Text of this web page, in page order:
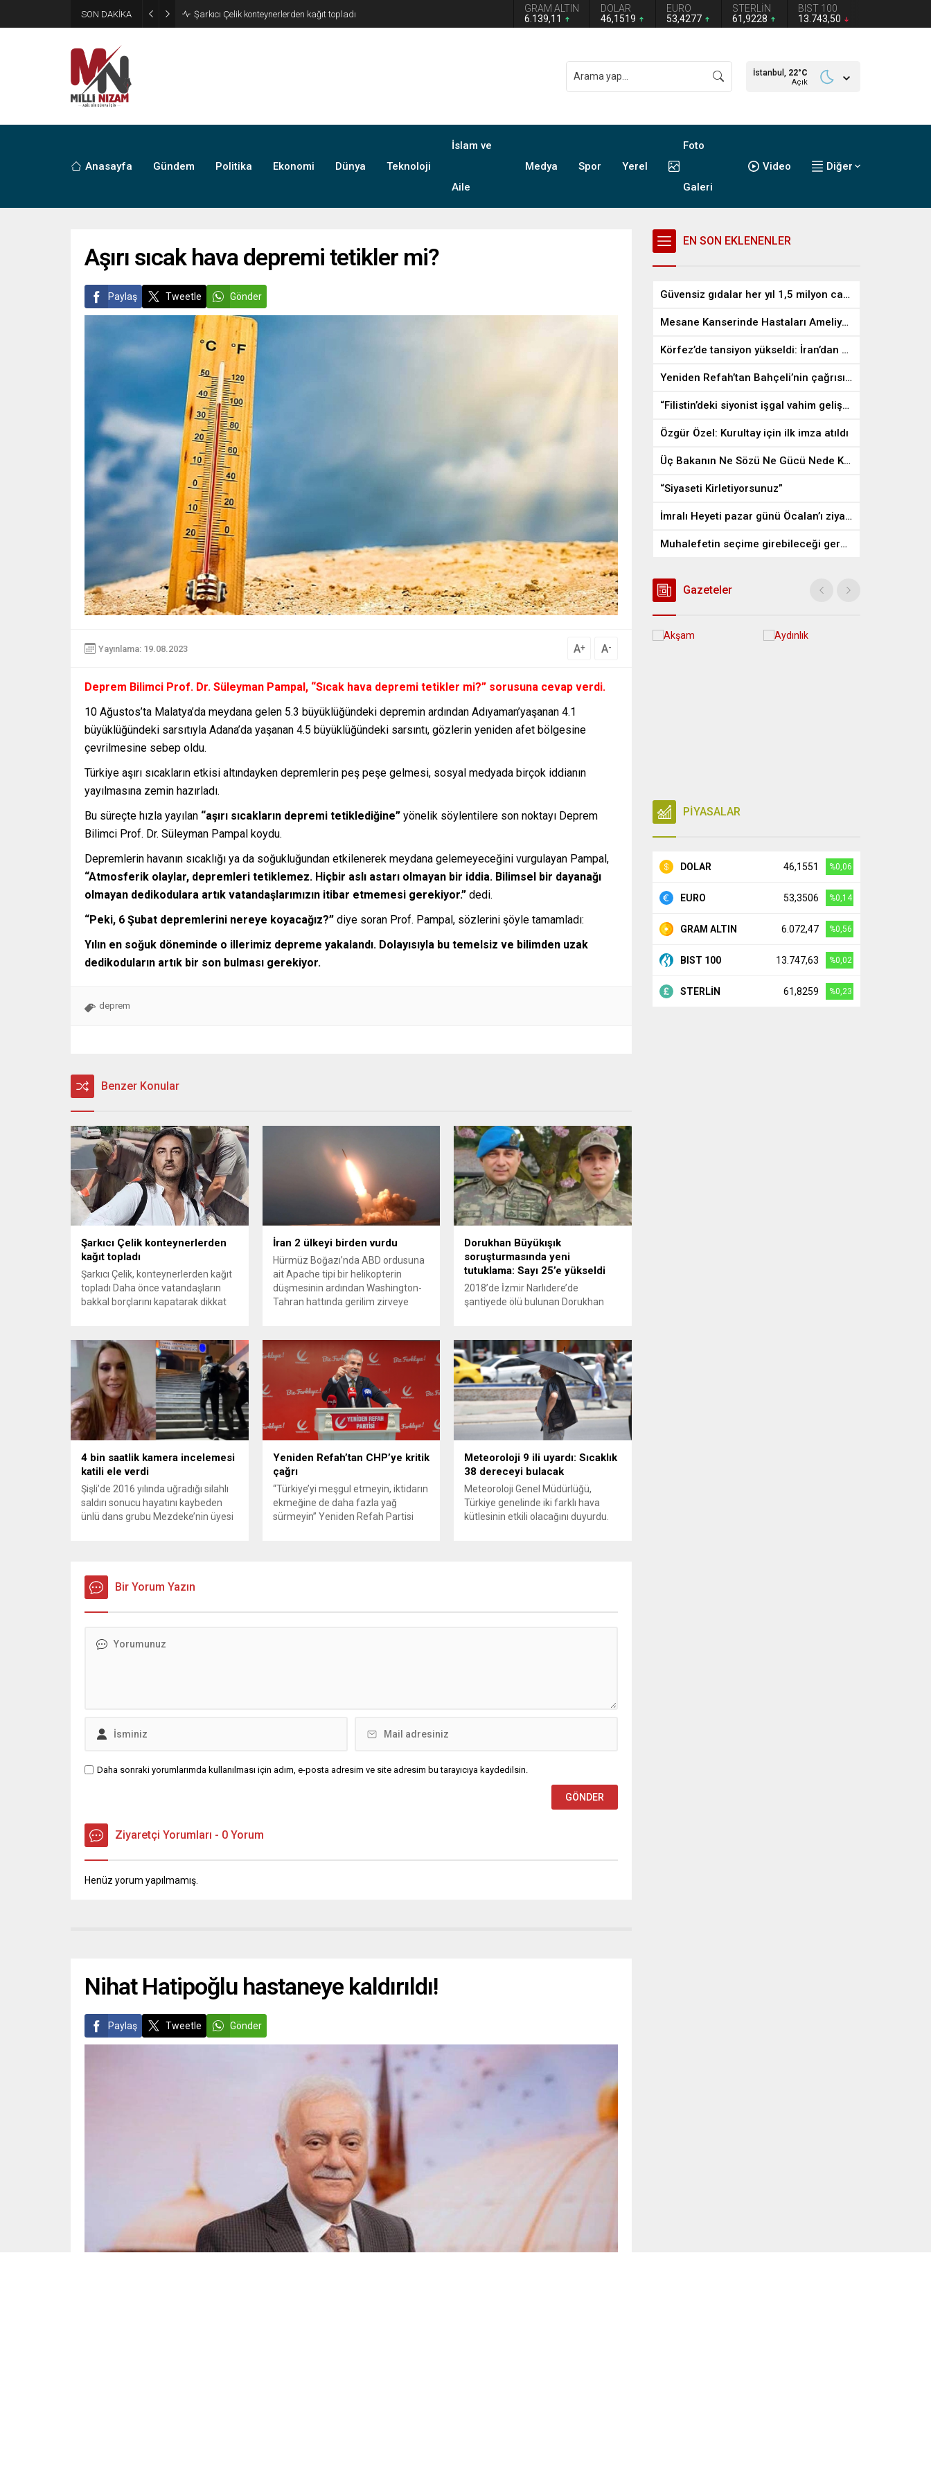
SON DAKİKA İran 2 ülkeyi birden vurdu
GRAM ALTIN
6.139,11
DOLAR
46,1519
EURO
53,4277
STERLİN
61,9228
BIST 100
13.743,50
İstanbul, 22°C
Açık
Anasayfa Gündem Politika Ekonomi Dünya Teknoloji
İslam ve
Aile
Medya Spor Yerel
Foto
Galeri
Video Diğer
Aşırı sıcak hava depremi tetikler mi?
Paylaş Tweetle Gönder
Yayınlama: 19.08.2023 A+ A-
Deprem Bilimci Prof. Dr. Süleyman Pampal, “Sıcak hava depremi tetikler mi?” sorusuna cevap verdi.
10 Ağustos’ta Malatya’da meydana gelen 5.3 büyüklüğündeki depremin ardından Adıyaman’yaşanan 4.1
büyüklüğündeki sarsıtıyla Adana’da yaşanan 4.5 büyüklüğündeki sarsıntı, gözlerin yeniden afet bölgesine
çevrilmesine sebep oldu.
Türkiye aşırı sıcakların etkisi altındayken depremlerin peş peşe gelmesi, sosyal medyada birçok iddianın
yayılmasına zemin hazırladı.
Bu süreçte hızla yayılan “aşırı sıcakların depremi tetiklediğine” yönelik söylentilere son noktayı Deprem
Bilimci Prof. Dr. Süleyman Pampal koydu.
Depremlerin havanın sıcaklığı ya da soğukluğundan etkilenerek meydana gelemeyeceğini vurgulayan Pampal,
“Atmosferik olaylar, depremleri tetiklemez. Hiçbir aslı astarı olmayan bir iddia. Bilimsel bir dayanağı
olmayan dedikodulara artık vatandaşlarımızın itibar etmemesi gerekiyor.” dedi.
“Peki, 6 Şubat depremlerini nereye koyacağız?” diye soran Prof. Pampal, sözlerini şöyle tamamladı:
Yılın en soğuk döneminde o illerimiz depreme yakalandı. Dolayısıyla bu temelsiz ve bilimden uzak
dedikoduların artık bir son bulması gerekiyor.
deprem
Benzer Konular
Şarkıcı Çelik konteynerlerden
kağıt topladı
Şarkıcı Çelik, konteynerlerden kağıt
topladı Daha önce vatandaşların
bakkal borçlarını kapatarak dikkat
Çelik, Samsun’un İlkadım ilçesinde
çöpten kağıt toplayarak geçimini
sağlayan Serpil Hanım’a destek
oldu. Çelik, sokaklardaki
konteynerlerden kağıt topladı. Ünlü
şarkıcı Çelik, Samsun’un İlkadım
ilçesinde çöpten kağıt toplayarak...
İran 2 ülkeyi birden vurdu
Hürmüz Boğazı’nda ABD ordusuna
ait Apache tipi bir helikopterin
düşmesinin ardından Washington-
Tahran hattında gerilim zirveye
savunma sistemleri ve radarları
vurmasına, İran Devrim Muhafızları
Bahreyn ve Ürdün’deki Amerikan
askeri üslerini hedef alarak sert
karşılık verdi. Tahran, yeni bir ABD
saldırısına anında yanıt verileceğini
duyurdu....
Dorukhan Büyükışık
soruşturmasında yeni
tutuklama: Sayı 25’e yükseldi
2018’de İzmir Narlıdere’de
şantiyede ölü bulunan Dorukhan
artmaya devam ediyor. Son olarak
Olay Yeri İnceleme Büro Amiri
Atakan Kaçar’ın da tutuklanmasıyla
dosyadaki tutuklu sayısı 25’e
yükseldi. İzmir’in Narlıdere ilçesinde
2018 yılında şantiyede ölü bulunan
Dorukhan Büyükışık’a ilişkin yeniden
açılan soruşturmada tutuklamalar
genişliyor. Son olarak dönemin...
4 bin saatlik kamera incelemesi
katili ele verdi
Şişli’de 2016 yılında uğradığı silahlı
saldırı sonucu hayatını kaybeden
ünlü dans grubu Mezdeke’nin üyesi
ekipleri, cinayeti işlediğini itiraf eden
maktulün akrabası Bülent G. ile
azmettirici olduğu öne sürülen 2...
Yeniden Refah’tan CHP’ye kritik
çağrı
“Türkiye’yi meşgul etmeyin, iktidarın
ekmeğine de daha fazla yağ
sürmeyin” Yeniden Refah Partisi
önce anlaşın, kurultay kararı alın,
Meteoroloji 9 ili uyardı: Sıcaklık
38 dereceyi bulacak
Meteoroloji Genel Müdürlüğü,
Türkiye genelinde iki farklı hava
kütlesinin etkili olacağını duyurdu.
9 ilde ise hava sıcaklıkları mevsim
Bir Yorum Yazın
Daha sonraki yorumlarımda kullanılması için adım, e-posta adresim ve site adresim bu tarayıcıya kaydedilsin.
Ziyaretçi Yorumları - 0 Yorum
Henüz yorum yapılmamış.
Nihat Hatipoğlu hastaneye kaldırıldı!
Paylaş Tweetle Gönder
EN SON EKLENENLER
Güvensiz gıdalar her yıl 1,5 milyon can alıyor
Mesane Kanserinde Hastaları Ameliyattan Kurtaran İlaç
Körfez’de tansiyon yükseldi: İran’dan ABD üslerine misilleme
Yeniden Refah’tan Bahçeli’nin çağrısına destek
“Filistin’deki siyonist işgal vahim gelişmelere gebe”
Özgür Özel: Kurultay için ilk imza atıldı
Üç Bakanın Ne Sözü Ne Gücü Nede Kudreti Yetmedi
“Siyaseti Kirletiyorsunuz”
İmralı Heyeti pazar günü Öcalan’ı ziyaret edecek
Muhalefetin seçime girebileceği gerçek bir alan kalmayabilir
Gazeteler
PİYASALAR
DOLAR 46,1551 %0,06
EURO 53,3506 %0,14
GRAM ALTIN 6.072,47 %0,56
BIST 100 13.747,63 %0,02
STERLİN 61,8259 %0,23